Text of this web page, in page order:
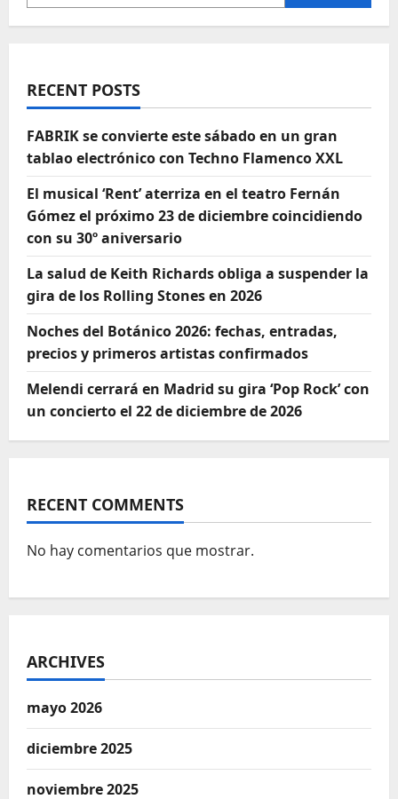
RECENT POSTS
FABRIK se convierte este sábado en un gran
tablao electrónico con Techno Flamenco XXL
El musical ‘Rent’ aterriza en el teatro Fernán
Gómez el próximo 23 de diciembre coincidiendo
con su 30º aniversario
La salud de Keith Richards obliga a suspender la
gira de los Rolling Stones en 2026
Noches del Botánico 2026: fechas, entradas,
precios y primeros artistas confirmados
Melendi cerrará en Madrid su gira ‘Pop Rock’ con
un concierto el 22 de diciembre de 2026
RECENT COMMENTS
No hay comentarios que mostrar.
ARCHIVES
mayo 2026
diciembre 2025
noviembre 2025